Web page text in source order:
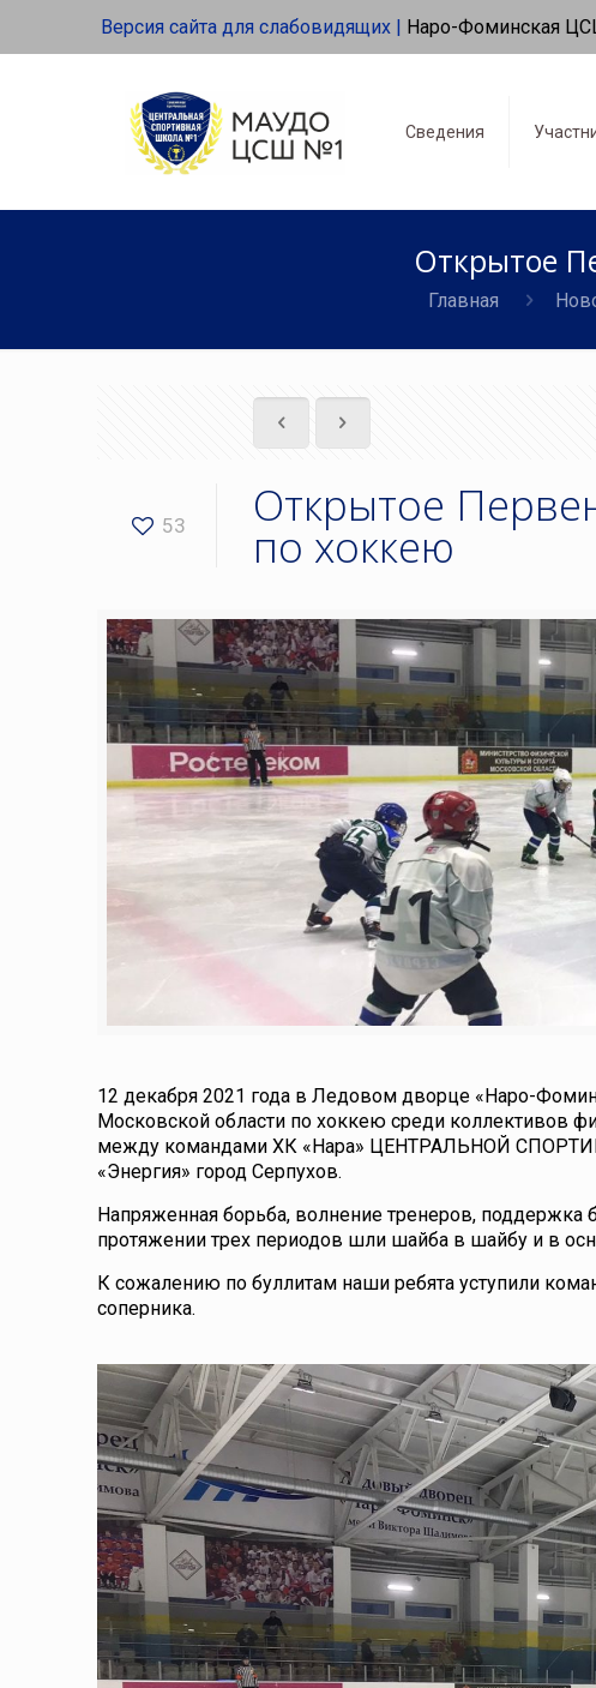
Версия сайта для слабовидящих | Наро-Фоминская
Сведения
Открытое
Главная
53 Открытое
по хоккею
12 декабря 2021 года в Ледовом дворце «Наро-
Московской области по хоккею среди коллективов
между командами ХК «Нара» ЦЕНТРАЛЬНОЙ
«Энергия» город Серпухов.
Напряженная борьба, волнение тренеров,
протяжении трех периодов шли шайба в шайбу и в
К сожалению по буллитам наши ребята уступили
соперника.